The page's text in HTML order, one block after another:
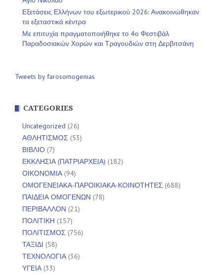
Εξετάσεις Ελλήνων του εξωτερικού 2026: Ανακοινώθηκαν
τα εξεταστικά κέντρα
Με επιτυχία πραγματοποιήθηκε το 4ο Φεστιβάλ
Παραδοσιακών Χορών και Τραγουδιών στη Δερβιτσάνη
Tweets by farosomogenias
CATEGORIES
Uncategorized (26)
ΑΘΛΗΤΙΣΜΟΣ (53)
ΒΙΒΛΙΟ (7)
ΕΚΚΛΗΣΙΑ (ΠΑΤΡΙΑΡΧΕΙΑ) (182)
ΟΙΚΟΝΟΜΙΑ(94)
ΟΜΟΓΕΝΕΙΑΚΑ-ΠΑΡΟΙΚΙΑΚΑ-ΚΟΙΝΟΤΗΤΕΣ (688)
ΠΑΙΔΕΙΑ ΟΜΟΓΕΝΩΝ (78)
ΠΕΡΙΒΑΛΛΟΝ (21)
ΠΟΛΙΤΙΚΗ (157)
ΠΟΛΙΤΙΣΜΟΣ (756)
ΤΑΞΙΔΙ (58)
ΤΕΧΝΟΛΟΓΙΑ(36)
ΥΓΕΙΑ(33)